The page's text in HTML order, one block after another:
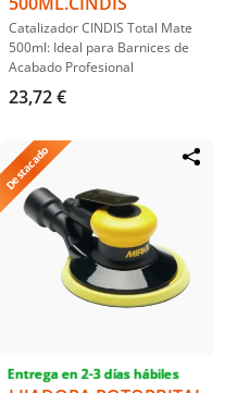
Catalizador CINDIS Total Mate
500ml: Ideal para Barnices de
Acabado Profesional
23,72 €
Destacado
Entrega en 2-3 días hábiles